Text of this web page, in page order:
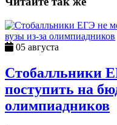
05 августа
Стобалльники
поступить на
олимпиадников